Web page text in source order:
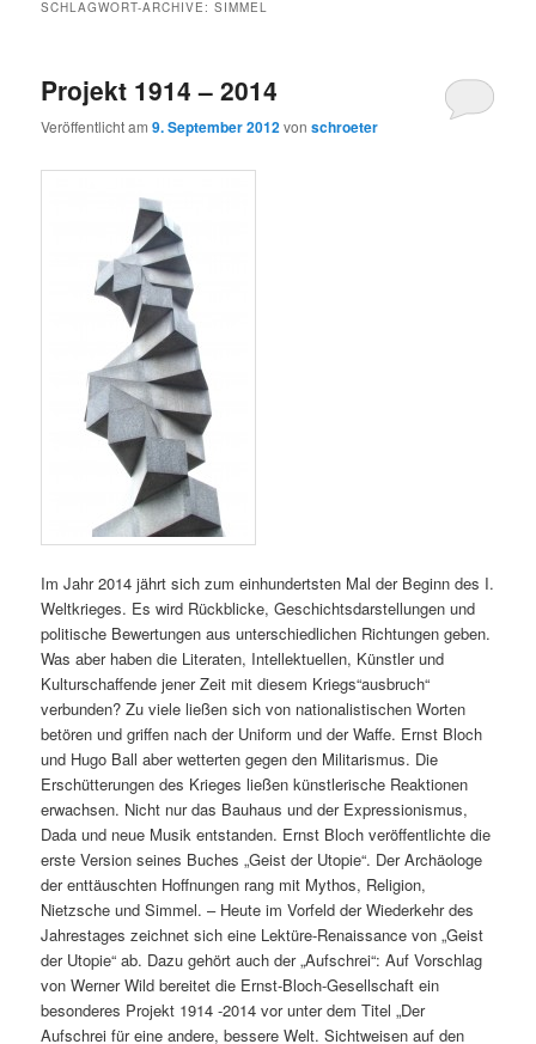
SCHLAGWORT-ARCHIVE:SIMMEL
Projekt 1914 – 2014
Veröffentlicht am9. September 2012vonschroeter
Im Jahr 2014 jährt sich zum einhundertsten Mal der Beginn des I.
Weltkrieges. Es wird Rückblicke, Geschichtsdarstellungen und
politische Bewertungen aus unterschiedlichen Richtungen geben.
Was aber haben die Literaten, Intellektuellen, Künstler und
Kulturschaffende jener Zeit mit diesem Kriegs“ausbruch“
verbunden? Zu viele ließen sich von nationalistischen Worten
betören und griffen nach der Uniform und der Waffe. Ernst Bloch
und Hugo Ball aber wetterten gegen den Militarismus. Die
Erschütterungen des Krieges ließen künstlerische Reaktionen
erwachsen. Nicht nur das Bauhaus und der Expressionismus,
Dada und neue Musik entstanden. Ernst Bloch veröffentlichte die
erste Version seines Buches „Geist der Utopie“. Der Archäologe
der enttäuschten Hoffnungen rang mit Mythos, Religion,
Nietzsche und Simmel. – Heute im Vorfeld der Wiederkehr des
Jahrestages zeichnet sich eine Lektüre-Renaissance von „Geist
der Utopie“ ab. Dazu gehört auch der „Aufschrei“: Auf Vorschlag
von Werner Wild bereitet die Ernst-Bloch-Gesellschaft ein
besonderes Projekt 1914 -2014 vor unter dem Titel „Der
Aufschrei für eine andere, bessere Welt. Sichtweisen auf den